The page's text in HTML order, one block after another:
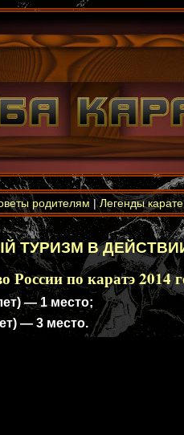
родителям |Легенды
ТУРИЗМ В
России по каратэ 2014
— 1 место;
— 3 место.